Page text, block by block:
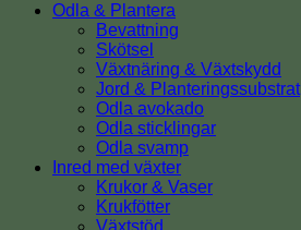
Odla & Plantera
Bevattning
Skötsel
Växtnäring & Växtskydd
Jord & Planteringssubstrat
Odla avokado
Odla sticklingar
Odla svamp
Inred med växter
Krukor & Vaser
Krukfötter